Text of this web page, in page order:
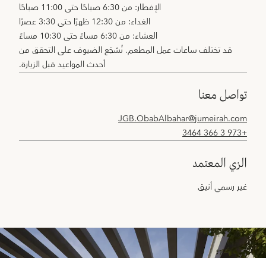
الإفطار: من 6:30 صباحًا حتى 11:00 صباحًا
الغداء: من 12:30 ظهرًا حتى 3:30 عصرًا
العشاء: من 6:30 مساءً حتى 10:30 مساءً
قد تختلف ساعات عمل المطعم. نُشجّع الضيوف على التحقق من
أحدث المواعيد قبل الزيارة.
تواصل معنا
JGB.ObabAlbahar@jumeirah.com
+973 3 366 3464
الزي المعتمد
غير رسمي أنيق